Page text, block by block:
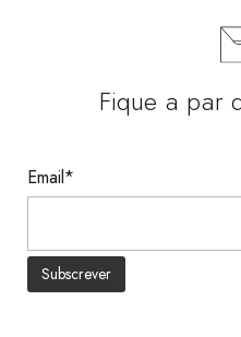
Fique a par
Email*